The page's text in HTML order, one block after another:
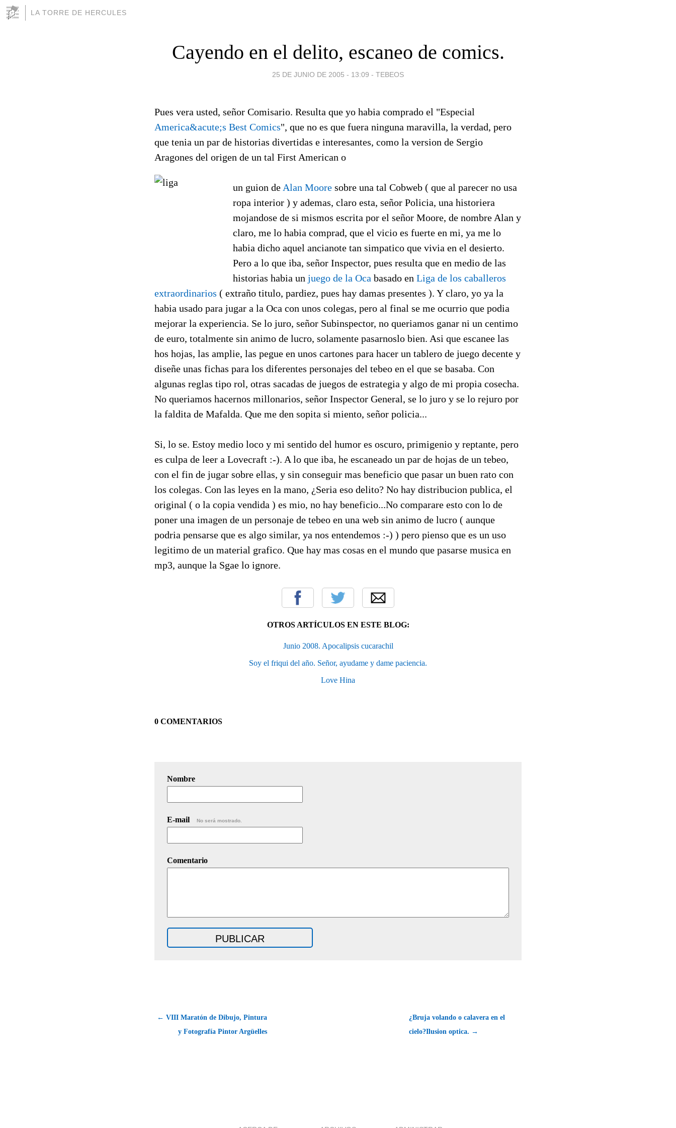
LA TORRE DE HERCULES
Cayendo en el delito, escaneo de comics.
25 DE JUNIO DE 2005 - 13:09 - TEBEOS
Pues vera usted, señor Comisario. Resulta que yo habia comprado el "Especial
America&acute;s Best Comics", que no es que fuera ninguna maravilla, la verdad, pero
que tenia un par de historias divertidas e interesantes, como la version de Sergio
Aragones del origen de un tal First American o
un guion de Alan Moore sobre una tal Cobweb ( que al parecer no usa
ropa interior ) y ademas, claro esta, señor Policia, una historiera
mojandose de si mismos escrita por el señor Moore, de nombre Alan y
claro, me lo habia comprad, que el vicio es fuerte en mi, ya me lo
habia dicho aquel ancianote tan simpatico que vivia en el desierto.
Pero a lo que iba, señor Inspector, pues resulta que en medio de las
historias habia un juego de la Oca basado en Liga de los caballeros
extraordinarios ( extraño titulo, pardiez, pues hay damas presentes ). Y claro, yo ya la
habia usado para jugar a la Oca con unos colegas, pero al final se me ocurrio que podia
mejorar la experiencia. Se lo juro, señor Subinspector, no queriamos ganar ni un centimo
de euro, totalmente sin animo de lucro, solamente pasarnoslo bien. Asi que escanee las
hos hojas, las amplie, las pegue en unos cartones para hacer un tablero de juego decente y
diseñe unas fichas para los diferentes personajes del tebeo en el que se basaba. Con
algunas reglas tipo rol, otras sacadas de juegos de estrategia y algo de mi propia cosecha.
No queriamos hacernos millonarios, señor Inspector General, se lo juro y se lo rejuro por
la faldita de Mafalda. Que me den sopita si miento, señor policia...
Si, lo se. Estoy medio loco y mi sentido del humor es oscuro, primigenio y reptante, pero
es culpa de leer a Lovecraft :-). A lo que iba, he escaneado un par de hojas de un tebeo,
con el fin de jugar sobre ellas, y sin conseguir mas beneficio que pasar un buen rato con
los colegas. Con las leyes en la mano, ¿Seria eso delito? No hay distribucion publica, el
original ( o la copia vendida ) es mio, no hay beneficio...No comparare esto con lo de
poner una imagen de un personaje de tebeo en una web sin animo de lucro ( aunque
podria pensarse que es algo similar, ya nos entendemos :-) ) pero pienso que es un uso
legitimo de un material grafico. Que hay mas cosas en el mundo que pasarse musica en
mp3, aunque la Sgae lo ignore.
OTROS ARTÍCULOS EN ESTE BLOG:
Junio 2008. Apocalipsis cucarachil
Soy el friqui del año. Señor, ayudame y dame paciencia.
Love Hina
0 COMENTARIOS
Nombre
E-mail No será mostrado.
Comentario
← VIII Maratón de Dibujo, Pintura
y Fotografía Pintor Argüelles
¿Bruja volando o calavera en el
cielo?Ilusion optica. →